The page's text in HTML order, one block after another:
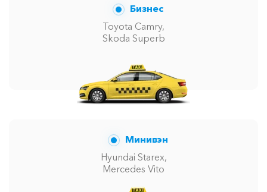
Бизнес
Toyota Camry,
Skoda Superb
Минивэн
Hyundai Starex,
Mercedes Vito